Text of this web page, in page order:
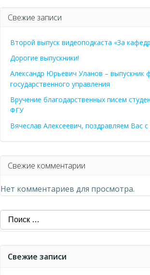
Свежие записи
Второй выпуск видеоподкаста «За
Дорогие выпускники!
Александр Юрьевич Уланов – выпускник
государственного управления
Вручение благодарственных писем
ФГУ
Вячеслав Алексеевич, поздравляем Вас
Свежие комментарии
Нет комментариев для просмотра.
Найти:
Свежие записи